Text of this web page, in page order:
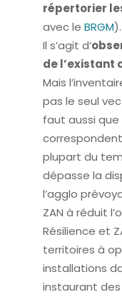
répertorier
avec le BRGM).
Il s’agit d’
de
Mais
pas le seul
faut aussi que
plupart du
dépasse la
l’agglo
ZAN à réduit
Résilience et
territoires à
installations
instaurant